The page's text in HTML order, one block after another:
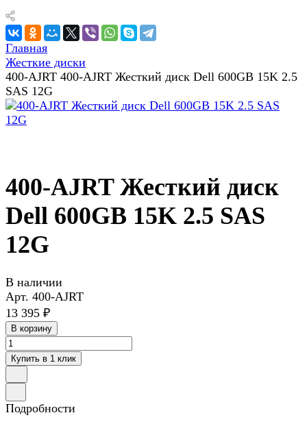
Главная
Жесткие диски
400-AJRT 400-AJRT Жесткий диск Dell 600GB 15K 2.5
SAS 12G
400-AJRT Жесткий диск
Dell 600GB 15K 2.5 SAS
12G
В наличии
Арт. 400-AJRT
13 395 ₽
В корзину
Купить в 1 клик
Подробности